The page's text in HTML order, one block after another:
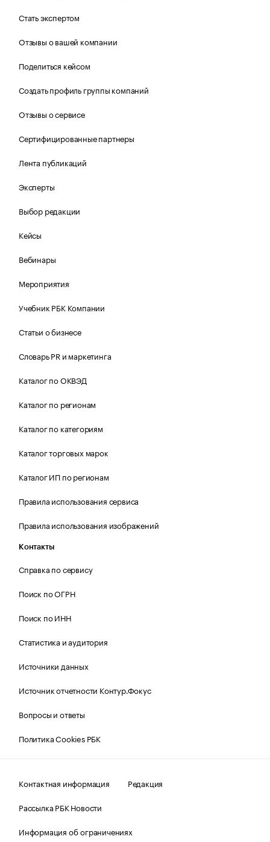
Стать экспертом
Отзывы о вашей компании
Поделиться кейсом
Создать профиль группы компаний
Отзывы о сервисе
Сертифицированные партнеры
Лента публикаций
Эксперты
Выбор редакции
Кейсы
Вебинары
Мероприятия
Учебник РБК Компании
Статьи о бизнесе
Словарь PR и маркетинга
Каталог по ОКВЭД
Каталог по регионам
Каталог по категориям
Каталог торговых марок
Каталог ИП по регионам
Правила использования сервиса
Правила использования изображений
Контакты
Справка по сервису
Поиск по ОГРН
Поиск по ИНН
Статистика и аудитория
Источники данных
Источник отчетности Контур.Фокус
Вопросы и ответы
Политика Cookies РБК
Контактная информация
Редакция
Рассылка РБК Новости
Информация об ограничениях